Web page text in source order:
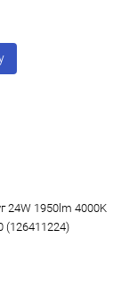
24W 1950lm 4000K
(126411224)